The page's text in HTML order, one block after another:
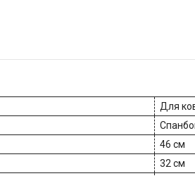
Для
46 см
32 см